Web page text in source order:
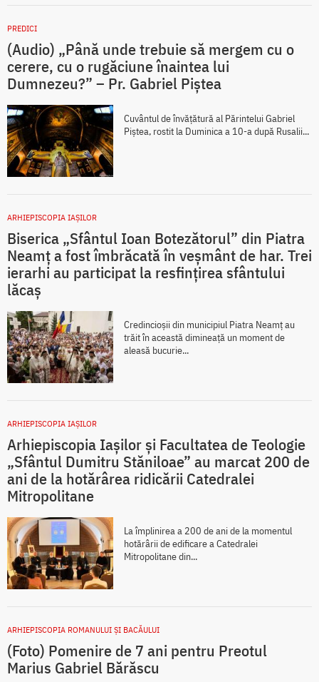
PREDICI
(Audio) „Până unde trebuie să mergem cu o
cerere, cu o rugăciune înaintea lui
Dumnezeu?” – Pr. Gabriel Piștea
Cuvântul de învățătură al Părintelui Gabriel
Piștea, rostit la Duminica a 10-a după Rusalii...
ARHIEPISCOPIA IAŞILOR
Biserica „Sfântul Ioan Botezătorul” din Piatra
Neamț a fost îmbrăcată în veșmânt de har. Trei
ierarhi au participat la resfințirea sfântului
lăcaș
Credincioșii din municipiul Piatra Neamț au
trăit în această dimineață un moment de
aleasă bucurie...
ARHIEPISCOPIA IAŞILOR
Arhiepiscopia Iașilor și Facultatea de Teologie
„Sfântul Dumitru Stăniloae” au marcat 200 de
ani de la hotărârea ridicării Catedralei
Mitropolitane
La împlinirea a 200 de ani de la momentul
hotărârii de edificare a Catedralei
Mitropolitane din...
ARHIEPISCOPIA ROMANULUI ŞI BACĂULUI
(Foto) Pomenire de 7 ani pentru Preotul
Marius Gabriel Bărăscu